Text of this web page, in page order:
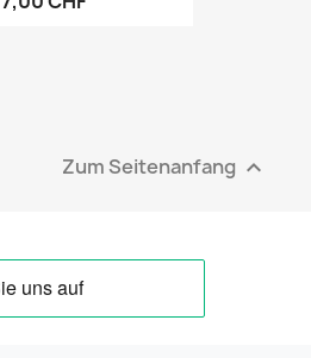
Zum Seitenanfang 